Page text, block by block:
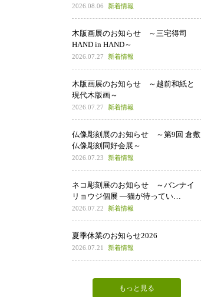
2026.08.06 新着情報
木版画展のお知らせ ～三宅得司
HAND in HAND～
2026.07.27 新着情報
木版画展のお知らせ ～越前和紙と
現代木版画～
2026.07.27 新着情報
仏像彫刻展のお知らせ ～第9回 倉敷
仏像彫刻同好会展～
2026.07.23 新着情報
ネコ彫刻展のお知らせ ～バンナイ
リョウジ個展 ―猫が待ってい…
2026.07.22 新着情報
夏季休業のお知らせ2026
2026.07.21 新着情報
もっと見る